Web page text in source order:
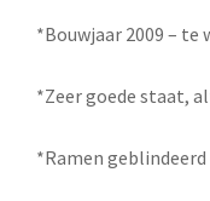
*Bouwjaar 2009 – te
*Zeer goede staat,
*Ramen geblindeerd